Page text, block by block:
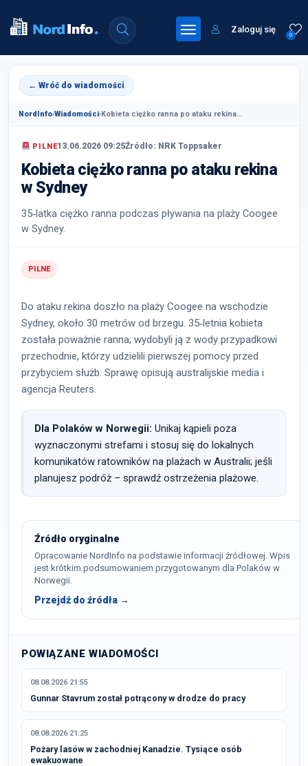
0
Zaloguj się
← Wróć do wiadomości
NordInfo›Wiadomości›Kobieta ciężko ranna po ataku rekina...
PILNE13.06.2026 09:25Źródło: NRK Toppsaker
Kobieta ciężko ranna po ataku rekina
w Sydney
35‑latka ciężko ranna podczas pływania na plaży Coogee
w Sydney.
PILNE
Do ataku rekina doszło na plaży Coogee na wschodzie
Sydney, około 30 metrów od brzegu. 35‑letnia kobieta
została poważnie ranna; wydobyli ją z wody przypadkowi
przechodnie, którzy udzielili pierwszej pomocy przed
przybyciem służb. Sprawę opisują australijskie media i
agencja Reuters.
Dla Polaków w Norwegii: Unikaj kąpieli poza
wyznaczonymi strefami i stosuj się do lokalnych
komunikatów ratowników na plażach w Australii; jeśli
planujesz podróż – sprawdź ostrzeżenia plażowe.
Źródło oryginalne
Opracowanie NordInfo na podstawie informacji źródłowej. Wpis
jest krótkim podsumowaniem przygotowanym dla Polaków w
Norwegii.
Przejdź do źródła →
POWIĄZANE WIADOMOŚCI
08.08.2026 21:55
Gunnar Stavrum został potrącony w drodze do pracy
08.08.2026 21:25
Pożary lasów w zachodniej Kanadzie. Tysiące osób
ewakuowane